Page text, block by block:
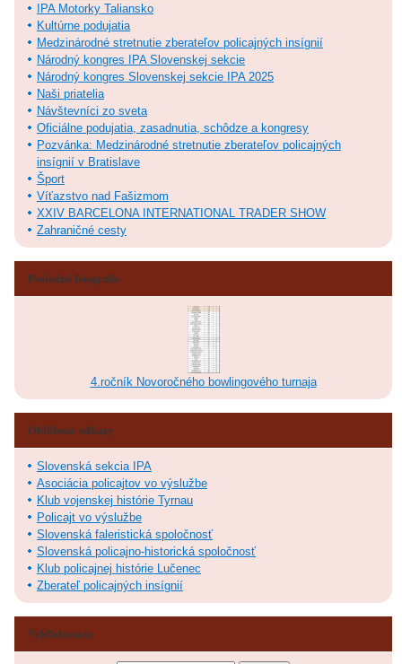
IPA Motorky Taliansko
Kultúrne podujatia
Medzinárodné stretnutie zberateľov policajných insígnií
Národný kongres IPA Slovenskej sekcie
Národný kongres Slovenskej sekcie IPA 2025
Naši priatelia
Návštevníci zo sveta
Oficiálne podujatia, zasadnutia, schôdze a kongresy
Pozvánka: Medzinárodné stretnutie zberateľov policajných
insígnií v Bratislave
Šport
Víťazstvo nad Fašizmom
XXIV BARCELONA INTERNATIONAL TRADER SHOW
Zahraničné cesty
Posledné fotografie
4.ročník Novoročného bowlingového turnaja
Obľúbené odkazy
Slovenská sekcia IPA
Asociácia policajtov vo výslužbe
Klub vojenskej histórie Tyrnau
Policajt vo výslužbe
Slovenská faleristická spoločnosť
Slovenská policajno-historická spoločnosť
Klub policajnej histórie Lučenec
Zberateľ policajných insígnií
Vyhľadávanie